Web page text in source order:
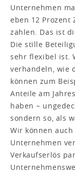
Unternehmen
eben 12
zahlen. Das ist
Die stille
sehr flexibel ist.
verhandeln, wie
können zum
Anteile am
haben −
sondern so, als
Wir können
Unternehmen
Verkaufserlös